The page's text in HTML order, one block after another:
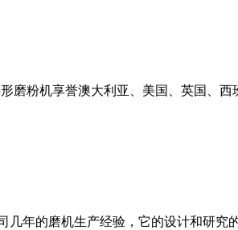
磨粉机享誉澳大利亚、美国、英国、
几年的磨机生产经验，它的设计和研